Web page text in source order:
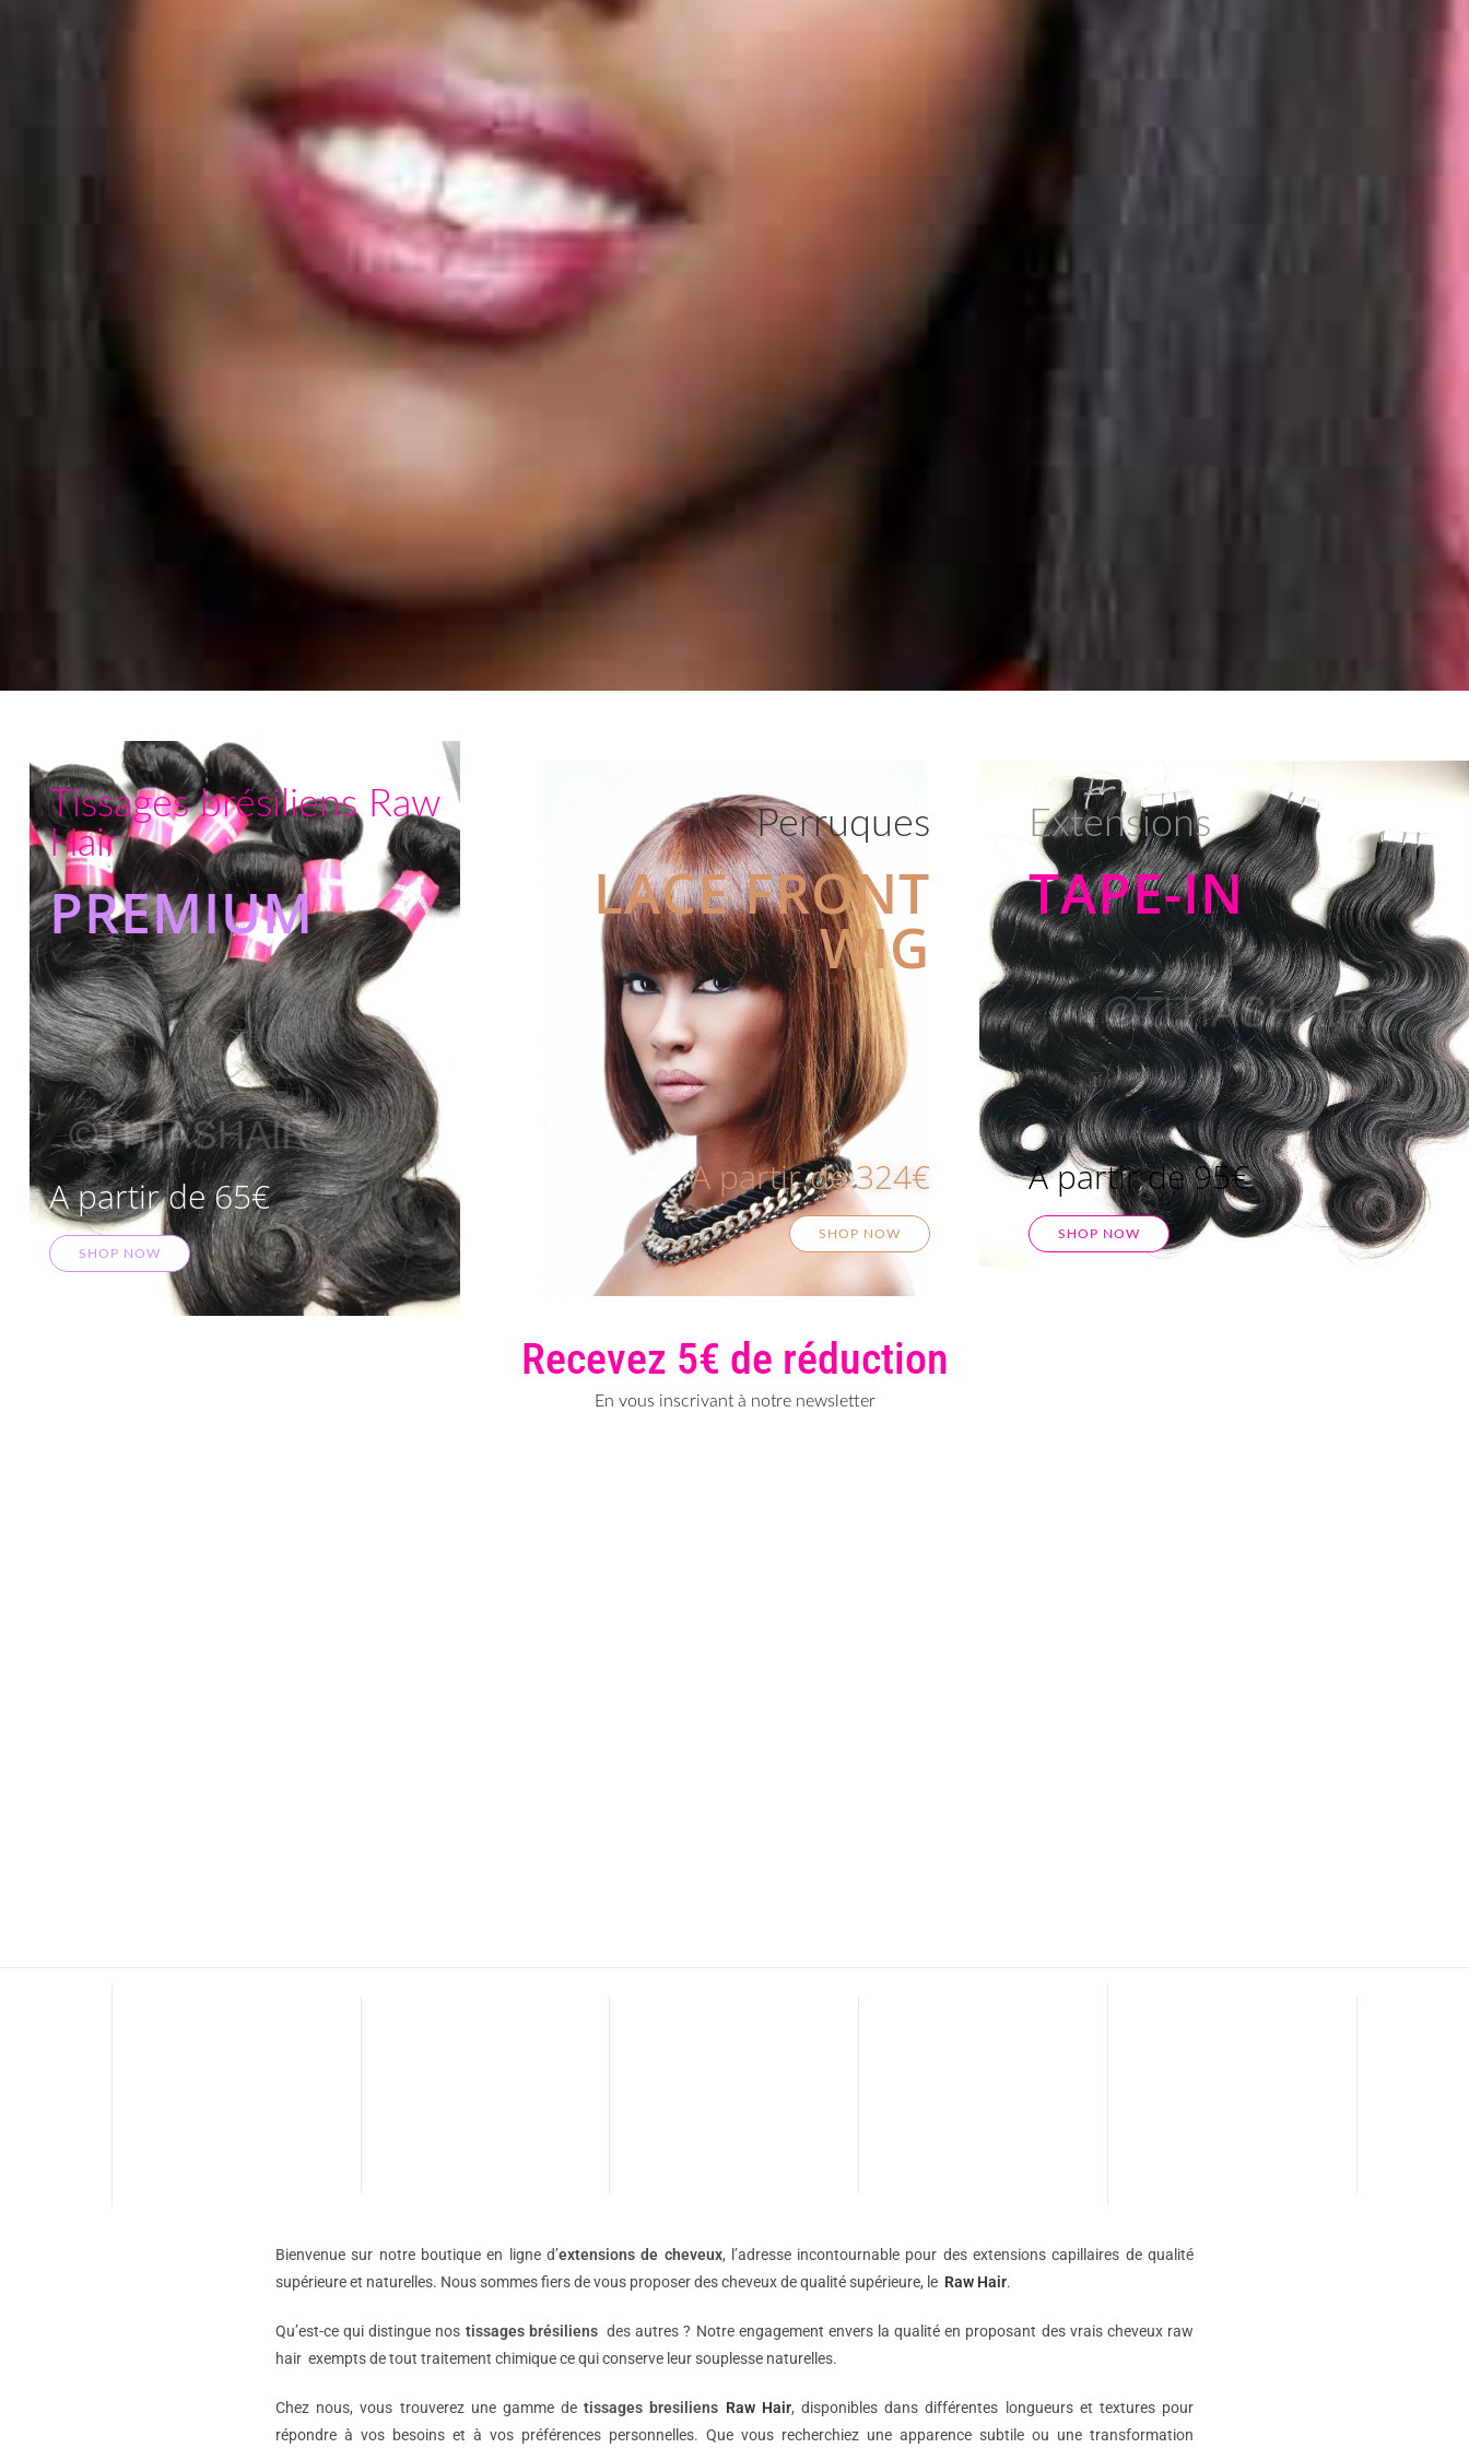
Tissages brésiliens Raw
Hair
PREMIUM
A partir de 65€
SHOP NOW
Perruques
LACE FRONT
WIG
A partir de 324€
SHOP NOW
Extensions
TAPE-IN
A partir de 95€
SHOP NOW
Recevez 5€ de réduction
En vous inscrivant à notre newsletter
Bienvenue sur notre boutique en ligne d’extensions de cheveux, l’adresse incontournable pour des extensions capillaires de qualité
supérieure et naturelles. Nous sommes fiers de vous proposer des cheveux de qualité supérieure, le Raw Hair.
Qu’est-ce qui distingue nos tissages brésiliensdes autres ? Notre engagement envers la qualité en proposant des vrais cheveux raw
hair exempts de tout traitement chimique ce qui conserve leur souplesse naturelles.
Chez nous, vous trouverez une gamme detissages bresiliens Raw Hair, disponibles dans différentes longueurs et textures pour
répondre à vos besoins et à vos préférences personnelles. Que vous recherchiez une apparence subtile ou une transformation